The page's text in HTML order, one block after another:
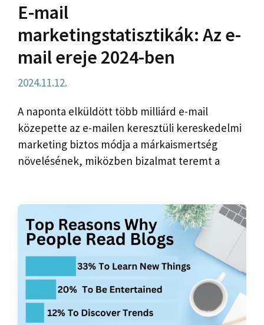
E-mail
marketingstatisztikák: Az e-
mail ereje 2024-ben
2024.11.12.
A naponta elküldött több milliárd e-mail
közepette az e-mailen keresztüli kereskedelmi
marketing biztos módja a márkaismertség
növelésének, miközben bizalmat teremt a